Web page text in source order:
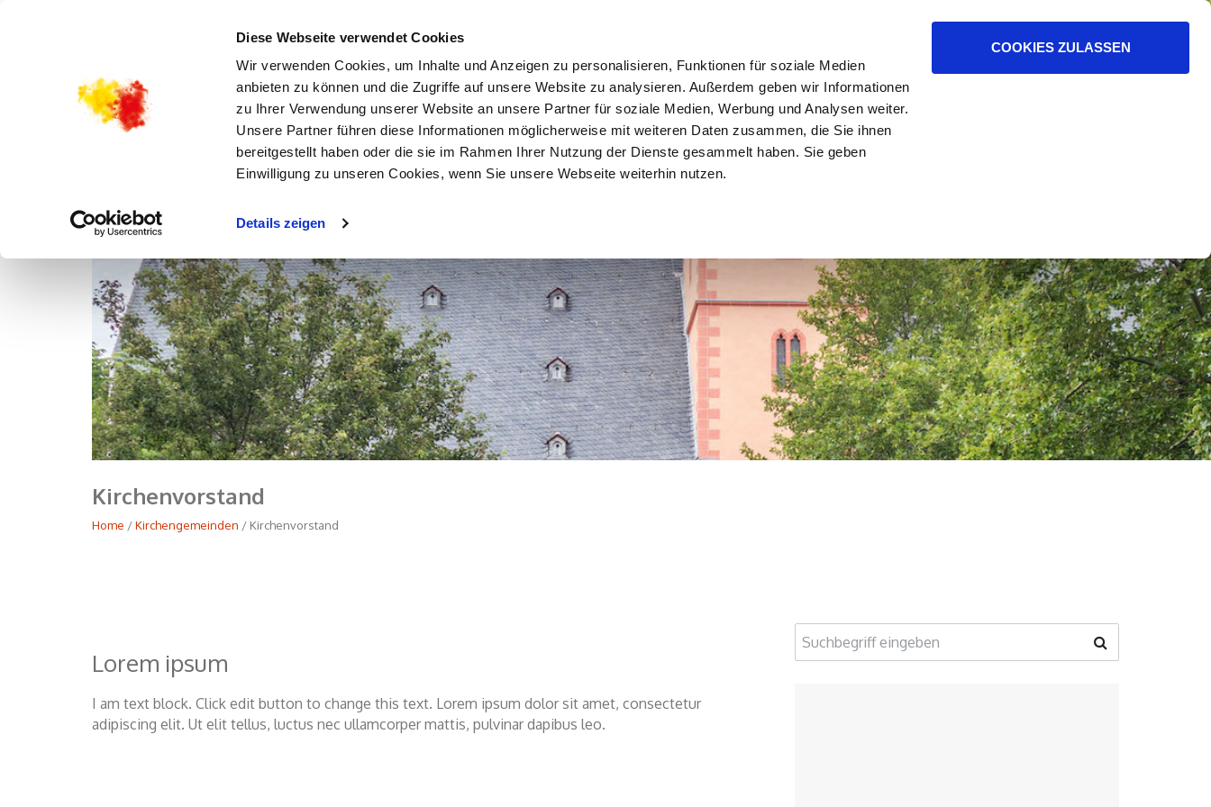
Diese Webseite verwendet Cookies
Wir verwenden Cookies, um Inhalte und Anzeigen zu personalisieren, Funktionen für soziale Medien
anbieten zu können und die Zugriffe auf unsere Website zu analysieren. Außerdem geben wir Informationen
zu Ihrer Verwendung unserer Website an unsere Partner für soziale Medien, Werbung und Analysen weiter.
Unsere Partner führen diese Informationen möglicherweise mit weiteren Daten zusammen, die Sie ihnen
bereitgestellt haben oder die sie im Rahmen Ihrer Nutzung der Dienste gesammelt haben. Sie geben
Einwilligung zu unseren Cookies, wenn Sie unsere Webseite weiterhin nutzen.
Details zeigen
COOKIES ZULASSEN
ZUM KIRCHENKREIS
Kirchenvorstand
Home /Kirchengemeinden / Kirchenvorstand
Lorem ipsum
I am text block. Click edit button to change this text. Lorem ipsum dolor sit amet, consectetur
adipiscing elit. Ut elit tellus, luctus nec ullamcorper mattis, pulvinar dapibus leo.